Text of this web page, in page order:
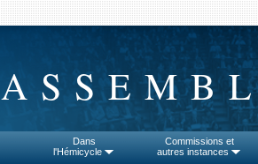
Dans
l'Hémicycle
Commissions et
autres instances